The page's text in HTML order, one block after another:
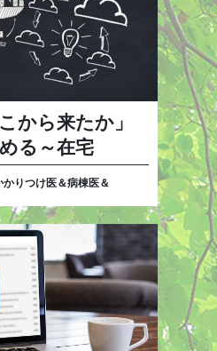
から来たか」
る～在宅
りつけ医＆病棟医＆